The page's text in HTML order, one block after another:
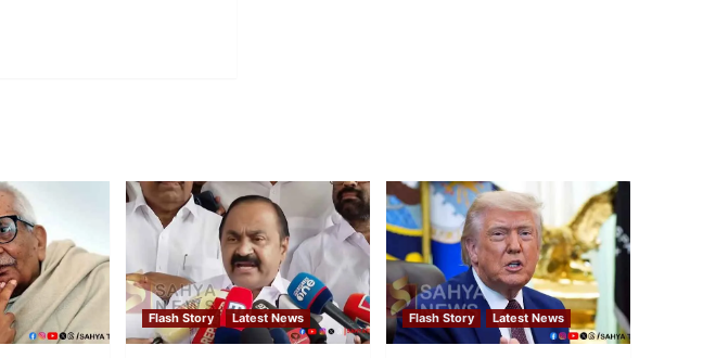
Flash Story Latest News Flash Story Latest News